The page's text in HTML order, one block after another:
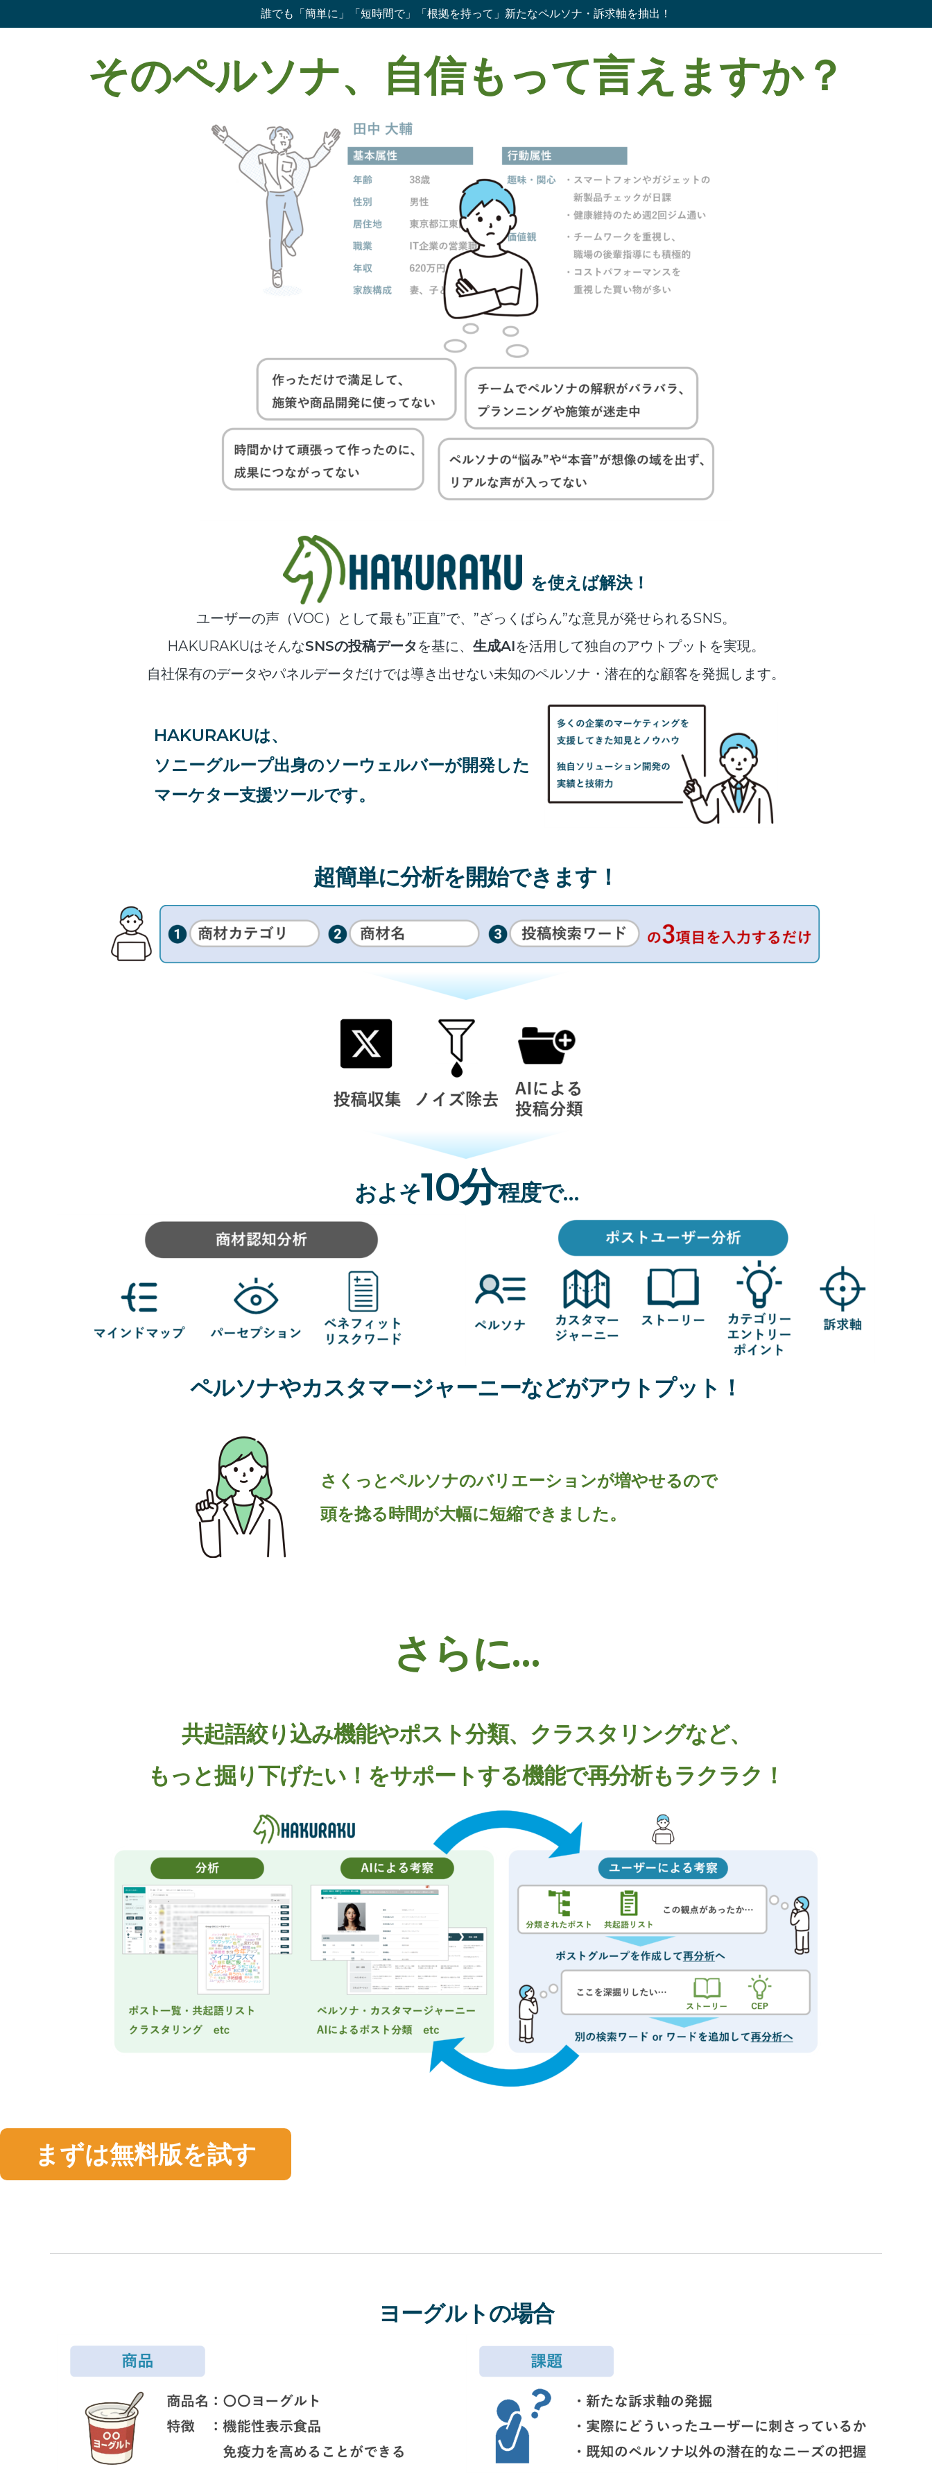
誰でも「簡単に」「短時間で」「根拠を持って」新たなペルソナ・訴求軸を抽出！
そのペルソナ、自信もって言えますか？
を使えば解決！
ユーザーの声（VOC）として最も”正直”で、”ざっくばらん”な意見が発せられるSNS。
HAKURAKUはそんなSNSの投稿データを基に、 生成AIを活用して独自のアウトプットを実現。
自社保有のデータやパネルデータだけでは導き出せない未知のペルソナ・潜在的な顧客を発掘します。
HAKURAKUは、
ソニーグループ出身のソーウェルバーが開発した
マーケター支援ツールです。
超簡単に分析を開始できます！
およそ10分程度で…
ペルソナやカスタマージャーニーなどがアウトプット！
さくっとペルソナのバリエーションが増やせるので
頭を捻る時間が大幅に短縮できました。
さらに…
共起語絞り込み機能やポスト分類、クラスタリングなど、
もっと掘り下げたい！をサポートする機能で再分析もラクラク！
まずは無料版を試す
ヨーグルトの場合